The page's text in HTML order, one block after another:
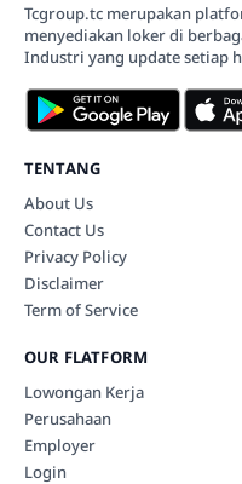
Tcgroup.tc merupakan
menyediakan loker di
Industri yang update setiap
TENTANG
About Us
Contact Us
Privacy Policy
Disclaimer
Term of Service
OUR FLATFORM
Lowongan Kerja
Perusahaan
Employer
Login